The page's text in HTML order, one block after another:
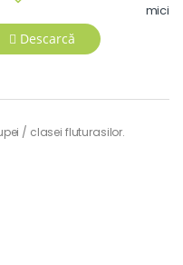
mici
Descarcă
/ clasei fluturasilor.